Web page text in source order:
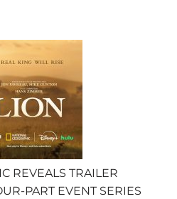
REVEALS TRAILER
PART EVENT SERIES